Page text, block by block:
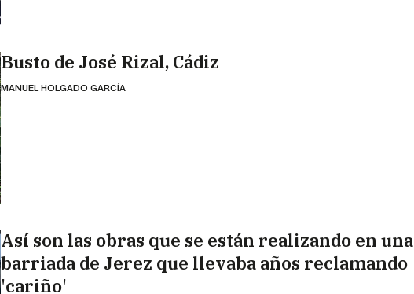
Busto de José Rizal, Cádiz
MANUEL HOLGADO GARCÍA
Así son las obras que se están realizando en una
barriada de Jerez que llevaba años reclamando
'cariño'